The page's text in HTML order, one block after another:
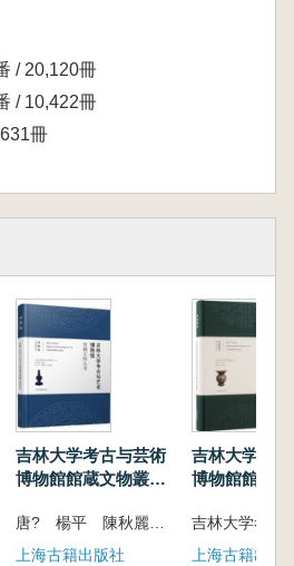
》。本书精选馆藏文物精品
商周至民国,以文物质地和品
器类和年代为顺序。本书
与艺术博物馆丰富藏品,同
值和科普意义。
』『玺印巻』『青銅器巻』
れ、大きな反響を呼んでい
芸術博物館には磁器、青銅
が多く収蔵されているほ
瓦当、漆器、琺瑯器、玉
磁器にも特色があります。
品の中から選りすぐりの品
究し、ハイビジョン画像を
』を編集・出版しました。
で、年代は商周から民国
ます。文化財の質と種類で
/ 20,120冊
/ 10,422冊
冊
吉林大学考古与芸術
博物館館蔵文物叢
唐? 楊平 陳秋麗 吉林大学考古与芸術博物館 編
上海古籍出版社
吉林大学考
博物館館蔵
上海古籍出版